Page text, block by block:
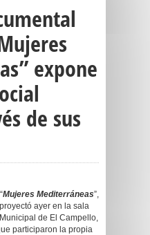
expone
de sus
Mujeres Mediterráneas”,
ayer en la sala
de El Campello,
participaron la propia